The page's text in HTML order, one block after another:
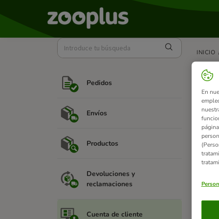
Pedidos
Envíos
Productos
Devoluciones y
reclamaciones
Cuenta de cliente
INICIO
Si
que
Si lo
En